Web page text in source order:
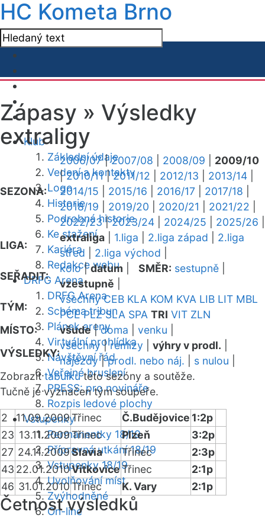
HC Kometa Brno
Klub
Základní údaje
Vedení a kontakty
Logo
Historie
Podrobná historie
Ke stažení
Kariéra
Redakce webu
DRFG Arena
DRFG Arena
Schéma tribun
Plánek areny
Virtuální prohlídka
Návštěvní řád
Veřejné bruslení
PRESS: pro novináře
Rozpis ledové plochy
Vstupenky
Permanentky 18/19
Přípravná utkání 18/19
Vstupenky 18/19
Uvolňování míst
Zvýhodněné
On-line
Zápasy » Výsledky
extraligy
SEZONA:
2006/07|2007/08 2008/09
2009/10
|2010/11|2011/12 2012/13 2013/14
2014/15
2015/16 2016/17 2017/18
2018/19
2019/20 2020/21 2021/22
2022/23|2023/24 2024/25 2025/26
LIGA:
extraliga 1.liga 2.liga západ
2.liga
střed
2.liga východ
SEŘADIT:
kolo|datum SMĚR: sestupně
vzestupně
TÝM:
všechny CEB KLA KOM KVA LIB LIT MBL
PCE PLZ SLA SPA TRI VIT ZLN
MÍSTO:
všude|doma venku
VÝSLEDKY:
všechny|remízy výhry v prodl.
nájezdy|prodl. nebo náj. s nulou
Zobrazittabulkutéto sezóny a soutěže.
Tučně je vyznačen tým soupeře.
2 11.09.2009Třinec Č.Budějovice 1:2p
23 13.11.2009Třinec Plzeň
3:2p
27 24.11.2009Slavia Třinec
2:3p
43 22.01.2010VítkoviceTřinec
2:1p
46 31.01.2010Třinec K. Vary 2:1p
Četnost výsledků